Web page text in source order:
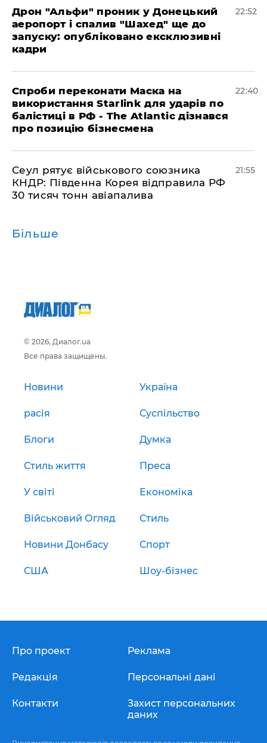
​Дрон "Альфи" проник у Донецький
аеропорт і спалив "Шахед" ще до
запуску: опубліковано ексклюзивні
кадри
22:52
​Спроби переконати Маска на
використання Starlink для ударів по
балістиці в РФ - The Atlantic дізнався
про позицію бізнесмена
22:40
​Сеул рятує військового союзника
КНДР: Південна Корея відправила РФ
30 тисяч тонн авіапалива
21:55
Більше
© 2026, Диалог.ua
Все права защищены.
Новини Україна
расія Суспільство
Блоги Думка
Стиль життя Преса
У світі Економіка
Військовий Огляд Стиль
Новини Донбасу Спорт
США Шоу-бізнес
Про проект
Редакція
Контакти
Реклама
Персональні дані
Захист персональних
даних